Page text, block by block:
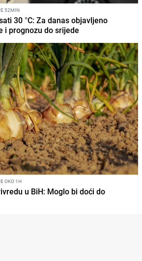
52MIN
30 °C: Za danas objavljeno
i prognozu do srijede
OKO 1H
u BiH: Moglo bi doći do